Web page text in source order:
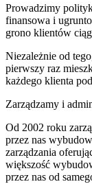
Prowadzimy
finansowa i
grono klientów
Niezależnie od
pierwszy raz
każdego klienta
Zarządzamy i
Od 2002 roku
przez nas
zarządzania
większość
przez nas od